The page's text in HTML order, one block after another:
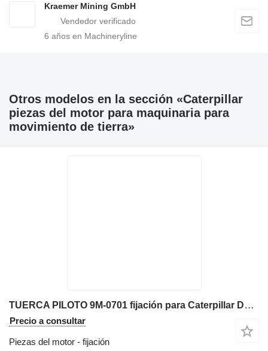
Kraemer Mining GmbH
6 años en Machineryline
Otros modelos en la sección «Caterpillar
piezas del motor para maquinaria para
movimiento de tierra»
TUERCA PILOTO 9M-0701 fijación para Caterpillar D6C bulldozer
Precio a consultar
Piezas del motor - fijación